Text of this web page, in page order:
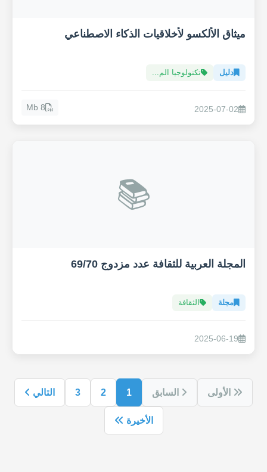
ميثاق الألكسو لأخلاقيات الذكاء الاصطناعي
دليل تكنولوجيا الم...
2025-07-02
8 Mb
📚
المجلة العربية للثقافة عدد مزدوج 69/70
مجلة الثقافة
2025-06-19
الأولى السابق 1
2
3 التالي
الأخيرة